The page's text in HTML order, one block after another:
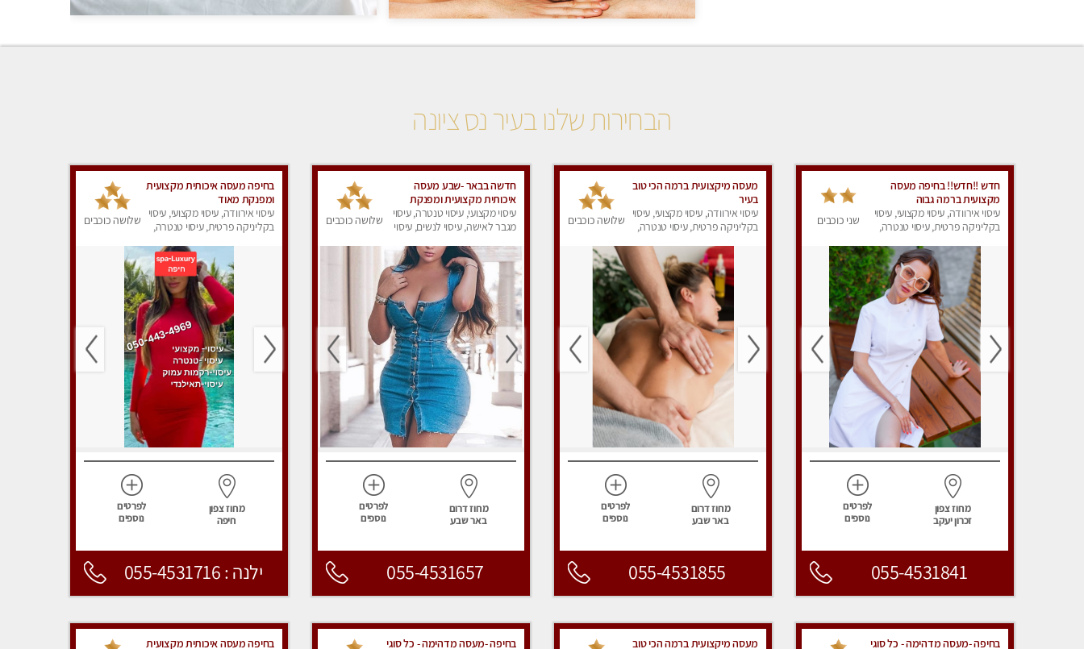
הבחירות שלנו בעיר נס ציונה
חדש !!חדש!! בחיפה מעסה
מקצועית ברמה גבוה
עיסוי אירוודה, עיסוי מקצועי, עיסוי
בקליניקה פרטית, עיסוי טנטרה,
עיסוי מפנק
שני כוכבים
מחוז צפון
זכרון יעקב
לפרטים
נוספים
055-4531841
מעסה מיקצועית ברמה הכי טוב
בעיר
עיסוי אירוודה, עיסוי מקצועי, עיסוי
בקליניקה פרטית, עיסוי טנטרה,
שלושה כוכבים
מחוז דרום
באר שבע
לפרטים
נוספים
055-4531855
חדשה בבאר -שבע מעסה
איכותית מקצועית ומפנקת
עיסוי מקצועי, עיסוי טנטרה, עיסוי
מגבר לאישה, עיסוי לנשים, עיסוי
שלושה כוכבים
מחוז דרום
באר שבע
לפרטים
נוספים
055-4531657
בחיפה מעסה איכותית מקצועית
ומפנקת מאוד
עיסוי אירוודה, עיסוי מקצועי, עיסוי
בקליניקה פרטית, עיסוי טנטרה,
שלושה כוכבים
מחוז צפון
חיפה
לפרטים
נוספים
ילנה : 055-4531716
בחיפה -מעסה מדהימה - כל סוגי
מעסה מיקצועית ברמה הכי טוב
בחיפה -מעסה מדהימה - כל סוגי
בחיפה מעסה איכותית מקצועית